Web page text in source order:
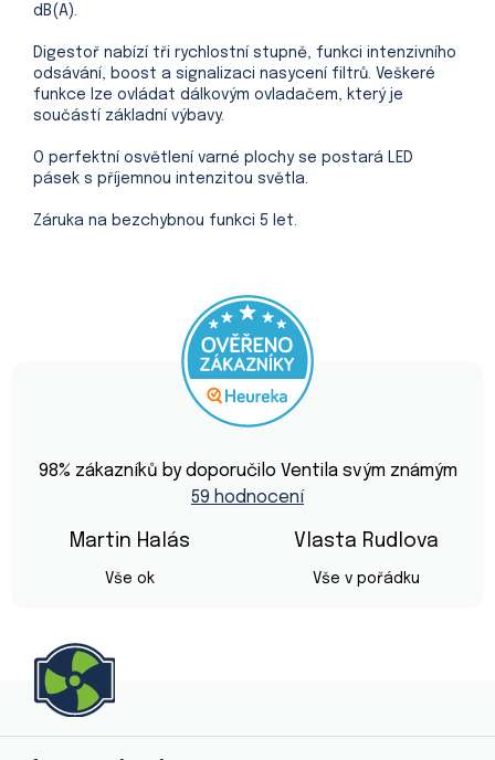
dB(A).
Digestoř nabízí tři rychlostní stupně, funkci intenzivního
odsávání, boost a signalizaci nasycení filtrů. Veškeré
funkce lze ovládat dálkovým ovladačem, který je
součástí základní výbavy.
O perfektní osvětlení varné plochy se postará LED
pásek s příjemnou intenzitou světla.
Záruka na bezchybnou funkci 5 let.
hodnocení
obchodu
je
hvězdiček.
98% zákazníků by doporučilo Ventila svým známým
59 hodnocení
Martin Halás
Vše ok
Vlasta Rudlova
Vše v pořádku
p